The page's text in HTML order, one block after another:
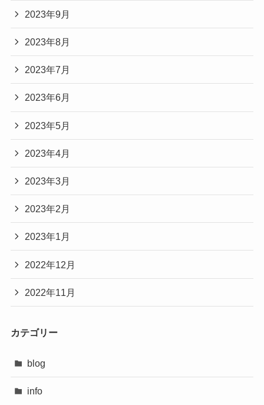
2023年9月
2023年8月
2023年7月
2023年6月
2023年5月
2023年4月
2023年3月
2023年2月
2023年1月
2022年12月
2022年11月
カテゴリー
blog
info